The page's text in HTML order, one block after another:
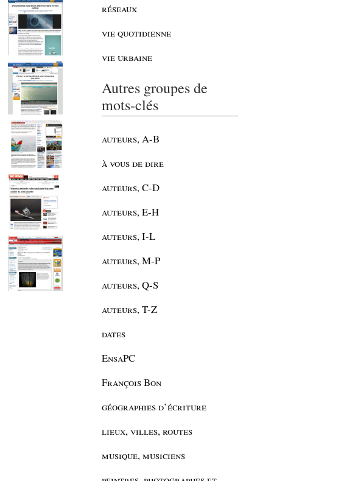
réseaux
vie quotidienne
vie urbaine
Autres groupes de
mots-clés
auteurs, A-B
à vous de dire
auteurs, C-D
auteurs, E-H
auteurs, I-L
auteurs, M-P
auteurs, Q-S
auteurs, T-Z
dates
EnsaPC
François Bon
géographies d’écriture
lieux, villes, routes
musique, musiciens